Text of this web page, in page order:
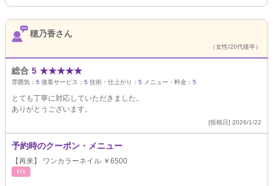
穂乃香さん
（女性/20代後半）
総合 5 ★★★★★
雰囲気： 5 接客サービス： 5 技術・仕上がり： 5 メニュー・料金： 5
とても丁寧に対応していただきました。
ありがとうございます。
[投稿日] 2026/1/22
予約時のクーポン・メニュー
【再来】 ワンカラーネイル ￥6500
ﾈｲﾙ